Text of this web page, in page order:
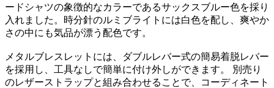
ードシャツの象徴的なカラーであるサックスブルー色を採り
入れました。時分針のルミブライトには白色を配し、爽やか
さの中にも気品が漂う配色です。
メタルブレスレットには、ダブルレバー式の簡易着脱レバー
を採用し、工具なしで簡単に付け外しができます。 別売り
のレザーストラップと組み合わせることで、コーディネート